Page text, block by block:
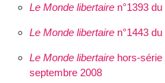
Le Monde libertairen°1393 du
Le Monde libertairen°1443 du
Le Monde libertairehors-série
septembre 2008